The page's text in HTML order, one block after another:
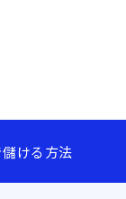
ける方法